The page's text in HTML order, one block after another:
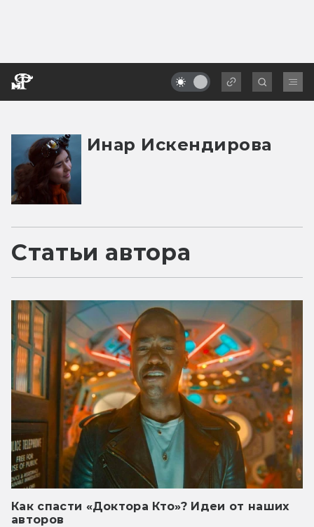
Инар Искендирова
Статьи автора
Как спасти «Доктора Кто»? Идеи от наших
авторов